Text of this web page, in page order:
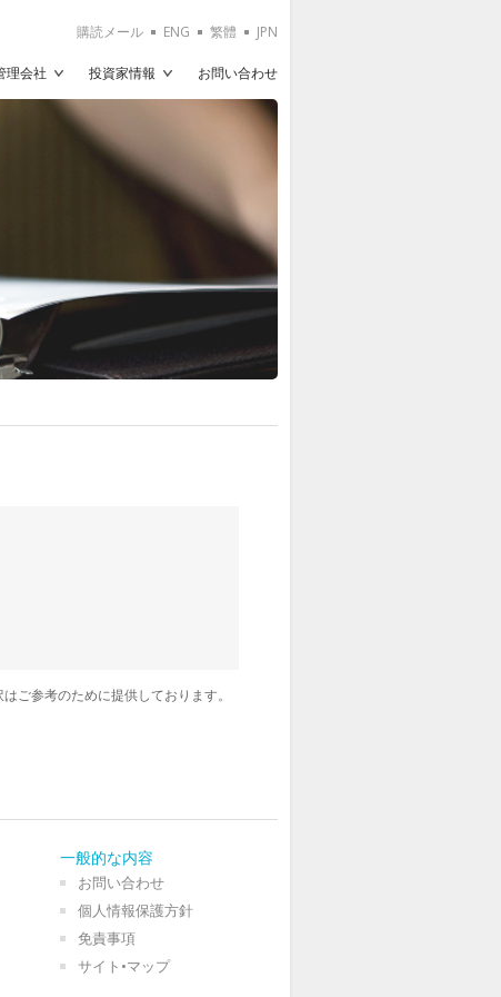
理会社 投資家情報 お問い合わせ
購読メール ENG 繁體 JPN
ご参考のために提供しております。
一般的な内容
お問い合わせ
個人情報保護方針
免責事項
サイト•マップ